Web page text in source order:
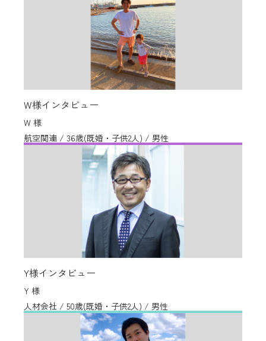
W様インタビュー
W 様
航空関連 / 36歳(既婚・子供2人) / 男性
Y様インタビュー
Y 様
人材会社 / 50歳(既婚・子供2人) / 男性